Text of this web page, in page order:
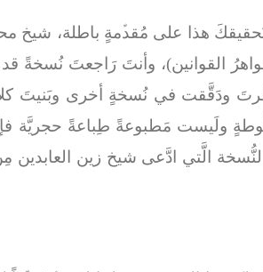
هذا على مُقدﱢمةٍ باطلة، شيخ
القوانين)، وأنتَ رَاجعتَ نُسخةً
ودَقَّقت في نُسخةٍ أخرى وبَنيتَ
ولَيست مَطبوعةً طِباعةً حجريَّة
الَّتي ادَّعى شيخ زين العابدين